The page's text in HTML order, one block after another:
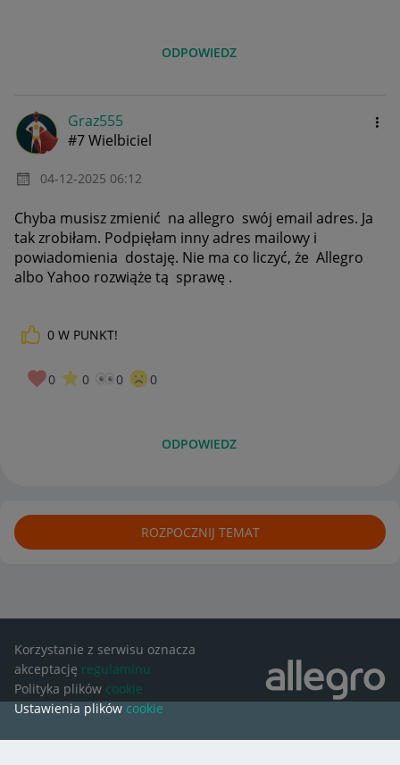
ODPOWIEDZ
Graz555
#7 Wielbiciel
‎04-12-2025 06:12
Chyba musisz zmienić na allegro swój email adres. Ja
tak zrobiłam. Podpięłam inny adres mailowy i
powiadomienia dostaję. Nie ma co liczyć, że Allegro
albo Yahoo rozwiąże tą sprawę .
0 W PUNKT!
0 0 0 0
ODPOWIEDZ
ROZPOCZNIJ TEMAT
Korzystanie z serwisu oznacza
akceptację regulaminu
Polityka plików cookie
Ustawienia plików cookie